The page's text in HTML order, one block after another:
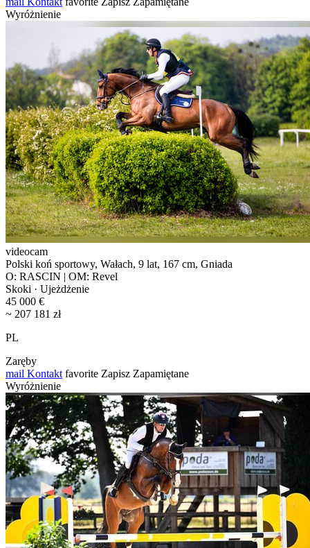
Wyróżnienie
videocam
Polski koń sportowy, Wałach, 9 lat, 167 cm, Gniada
O: RASCIN | OM: Revel
Skoki · Ujeżdżenie
45 000 €
~ 207 181 zł
PL
Zaręby
mail Kontakt favorite Zapisz Zapamiętane
Wyróżnienie